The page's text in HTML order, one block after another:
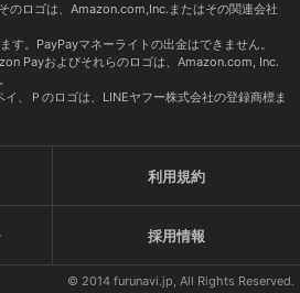
のロゴは、Amazon.com,Inc.またはその関連会社
す。PayPayマネーライトの出金はできません。
Payおよびそれらのロゴは、Amazon.com, Inc.
、Ｐのロゴは、LINEヤフー株式会社の登録商標ま
利用規約
採用情報
© 2014 furunavi.jp, All Rights Reserved.